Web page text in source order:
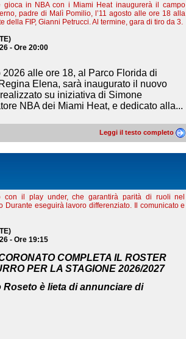
gioca in NBA con i Miami Heat inaugurerà il campo
padre di Malì Pomilio, l’11 agosto alle ore 18 alla
della FIP, Gianni Petrucci. Al termine, gara di tiro da 3.
- Ore 20:00
2026 alle ore 18, al Parco Florida di
Elena, sarà inaugurato il nuovo
su iniziativa di Simone
NBA dei Miami Heat, e dedicato alla...
Leggi il testo completo
con il play under, che garantirà parità di ruoli nel
Durante eseguirà lavoro differenziato. Il comunicato e
- Ore 19:15
COMPLETA IL ROSTER
PER LA STAGIONE 2026/2027
Roseto è lieta di annunciare di